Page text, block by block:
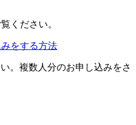
ください。
をする方法
。複数人分のお申し込みをさ